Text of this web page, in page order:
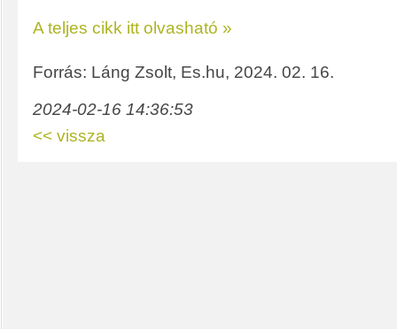
A teljes cikk itt olvasható »
Forrás: Láng Zsolt, Es.hu, 2024. 02. 16.
2024-02-16 14:36:53
<< vissza